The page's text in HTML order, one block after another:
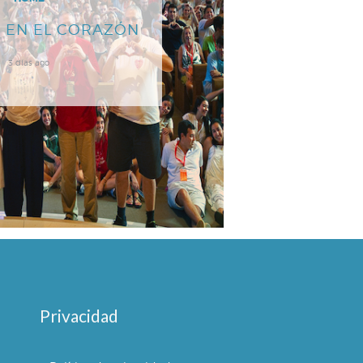
EN EL CORAZÓN
3 días ago
Privacidad